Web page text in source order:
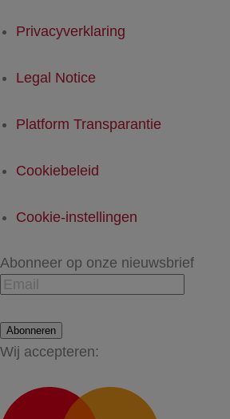
Privacyverklaring
Legal Notice
Platform Transparantie
Cookiebeleid
Cookie-instellingen
Abonneer op onze nieuwsbrief
Abonneren
Wij accepteren: